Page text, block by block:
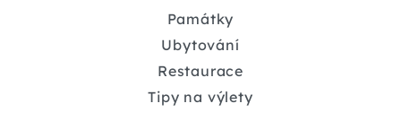
Památky
Ubytování
Restaurace
Tipy na výlety